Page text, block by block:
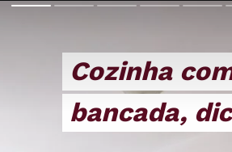
Cozinha
bancada,
Cozinha
bancada,